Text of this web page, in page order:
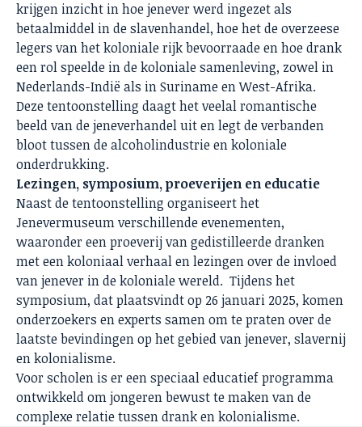
krijgen inzicht in hoe jenever werd ingezet als
betaalmiddel in de slavenhandel, hoe het de overzeese
legers van het koloniale rijk bevoorraade en hoe drank
een rol speelde in de koloniale samenleving, zowel in
Nederlands-Indië als in Suriname en West-Afrika.
Deze tentoonstelling daagt het veelal romantische
beeld van de jeneverhandel uit en legt de verbanden
bloot tussen de alcoholindustrie en koloniale
onderdrukking.
Lezingen, symposium, proeverijen en educatie
Naast de tentoonstelling organiseert het
Jenevermuseum verschillende evenementen,
waaronder een proeverij van gedistilleerde dranken
met een koloniaal verhaal en lezingen over de invloed
van jenever in de koloniale wereld. Tijdens het
symposium, dat plaatsvindt op 26 januari 2025, komen
onderzoekers en experts samen om te praten over de
laatste bevindingen op het gebied van jenever, slavernij
en kolonialisme.
Voor scholen is er een speciaal educatief programma
ontwikkeld om jongeren bewust te maken van de
complexe relatie tussen drank en kolonialisme.